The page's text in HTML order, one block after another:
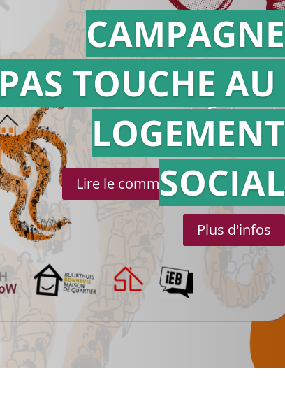
Action en
référé
Lire le communiqué de presse
CAMPAGNE
PAS TOUCHE AU
LOGEMENT
SOCIAL
Plus d'infos